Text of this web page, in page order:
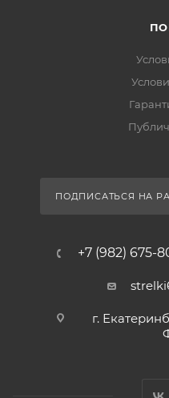
ПОДПИСАТЬСЯ НА
+7 (982) 675-
г.